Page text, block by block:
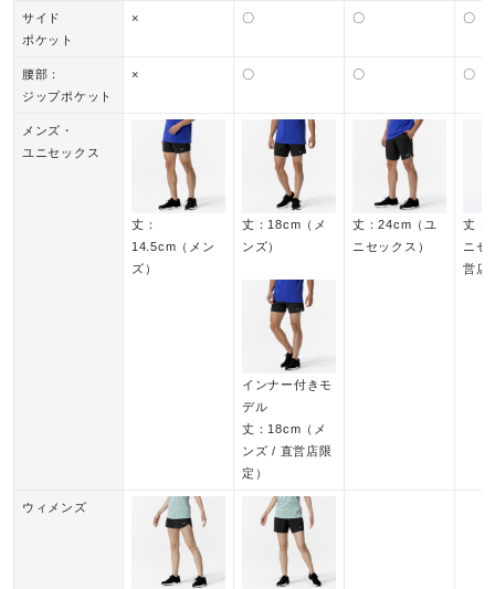
弱い操作によるウエットクリーニン
グができる
11：バリトンブルー
サイド
ポケット
× 〇 〇 〇
腰部：
ジップポケット
× 〇 〇 〇
メンズ・
ユニセックス
丈：
14.5cm（メン
ズ）
丈：18cm（メ
ンズ）
インナー付きモ
デル
丈：18cm（メ
ンズ / 直営店限
定）
丈：24cm（ユ
ニセックス）
丈：
ニセ
営店
ウィメンズ